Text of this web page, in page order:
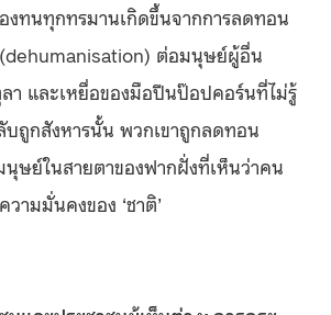
งทนทุกทรมานเกิดขึ้นจากการลดทอน
ต่อมนุษย์ผู้อื่น
า และเหยื่อของมือปืนป๊อปคอร์นที่ไม่รู้
ถูกสังหารนั้น พวกเขาถูกลดทอน
ษย์ในสายตาของฟากฝั่งที่เห็นว่าคน
ามมั่นคงของ ‘ชาติ’